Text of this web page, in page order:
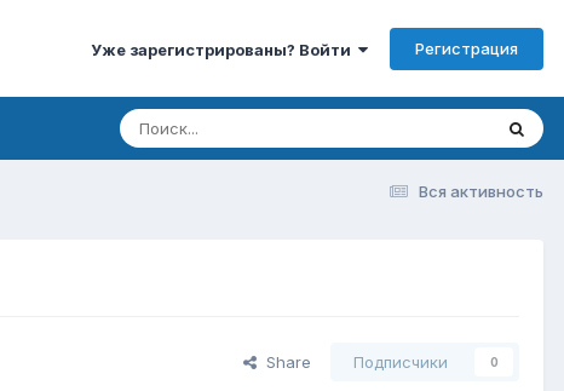
Уже зарегистрированы? Войти Регистрация
Вся активность
Share Подписчики 0